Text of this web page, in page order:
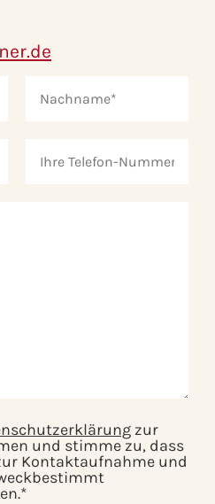
zur
und stimme zu, dass
Kontaktaufnahme und